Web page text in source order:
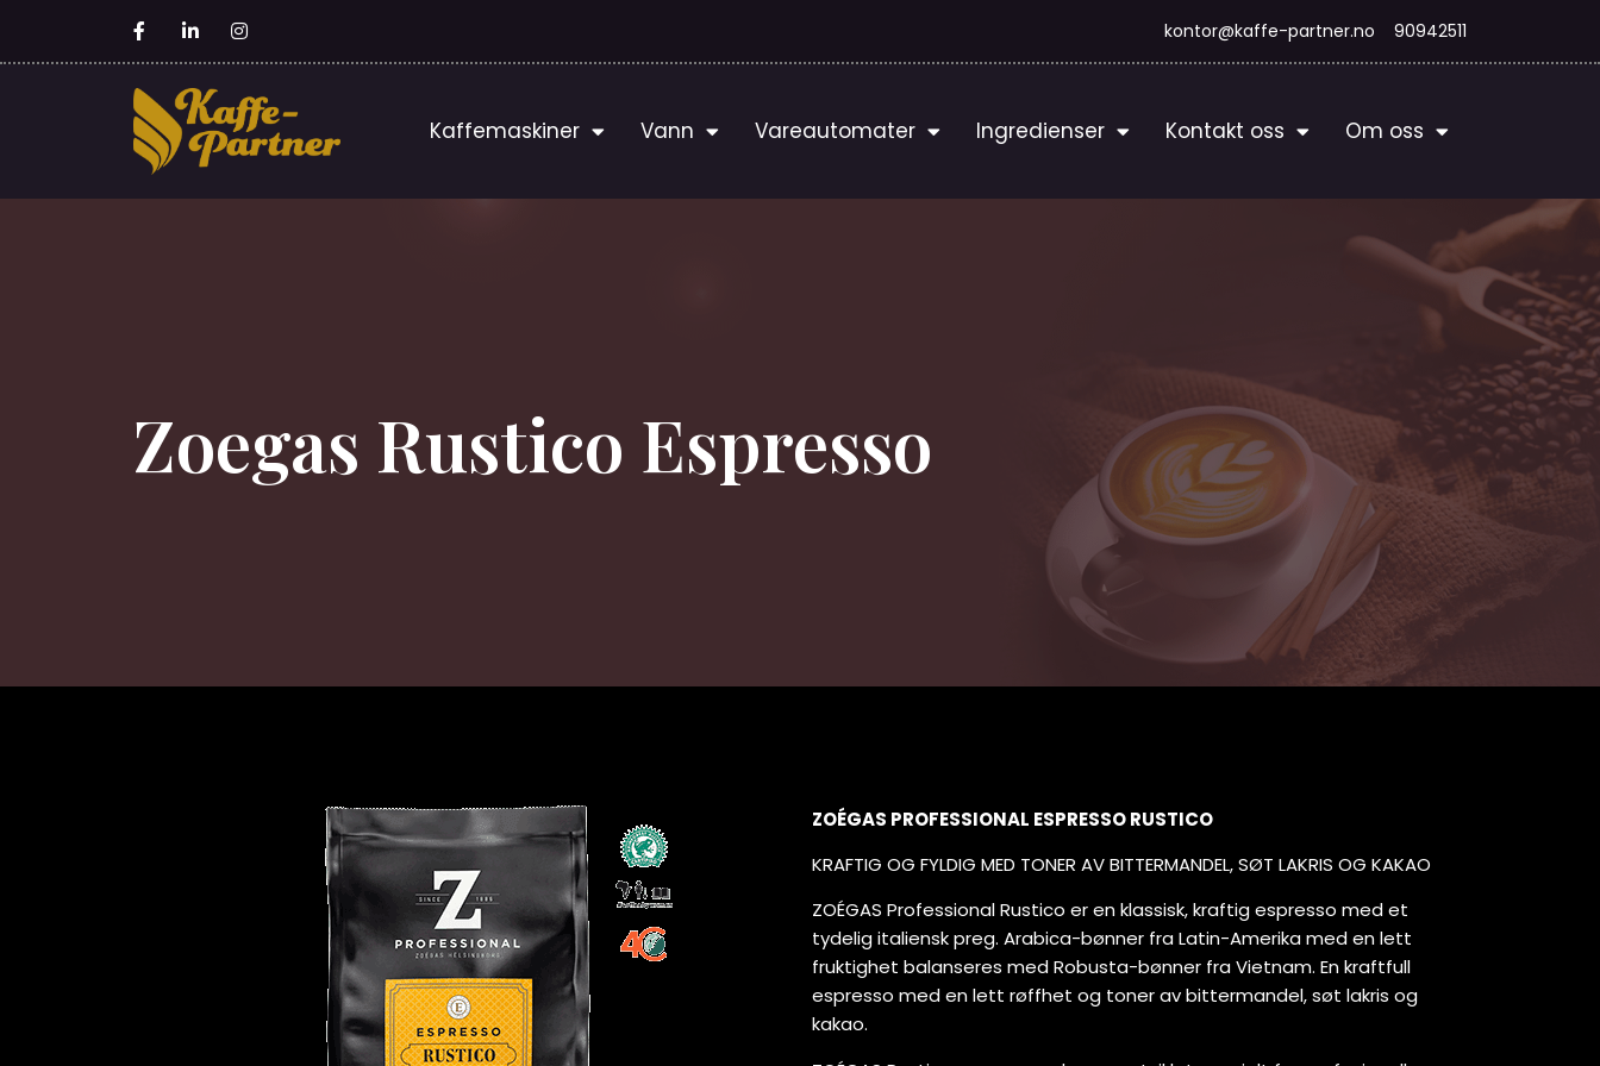
kontor@kaffe-partner.no 90942511
Kaffemaskiner Vann Vareautomater Ingredienser Kontakt oss Om oss
Zoegas Rustico Espresso​
ZOÉGAS PROFESSIONAL ESPRESSO RUSTICO
KRAFTIG OG FYLDIG MED TONER AV BITTERMANDEL, SØT LAKRIS OG KAKAO
ZOÉGAS Professional Rustico er en klassisk, kraftig espresso med et
tydelig italiensk preg. Arabica-bønner fra Latin-Amerika med en lett
fruktighet balanseres med Robusta-bønner fra Vietnam. En kraftfull
espresso med en lett røffhet og toner av bittermandel, søt lakris og
kakao.